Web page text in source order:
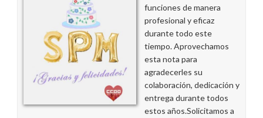
funciones de manera
profesional y eficaz
durante todo este
tiempo. Aprovechamos
esta nota para
agradecerles su
colaboración, dedicación y
entrega durante todos
estos años.Solicitamos a